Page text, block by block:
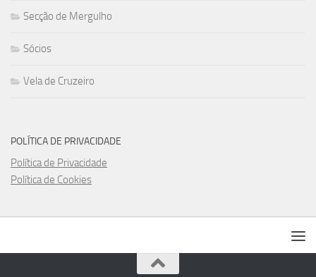
Secção de Mergulho
Sócios
Vela de Cruzeiro
POLÍTICA DE PRIVACIDADE
Política de Privacidade
Política de Cookies